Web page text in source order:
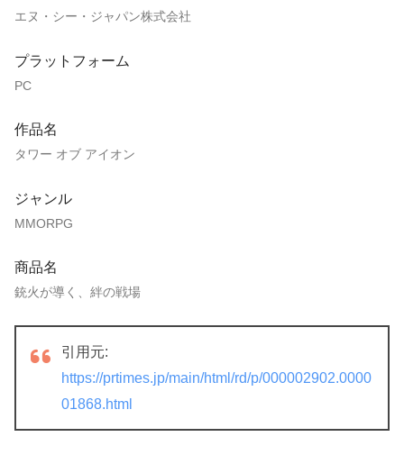
エヌ・シー・ジャパン株式会社
プラットフォーム
PC
作品名
タワー オブ アイオン
ジャンル
MMORPG
商品名
銃火が導く、絆の戦場
引用元:
https://prtimes.jp/main/html/rd/p/000002902.0000
01868.html